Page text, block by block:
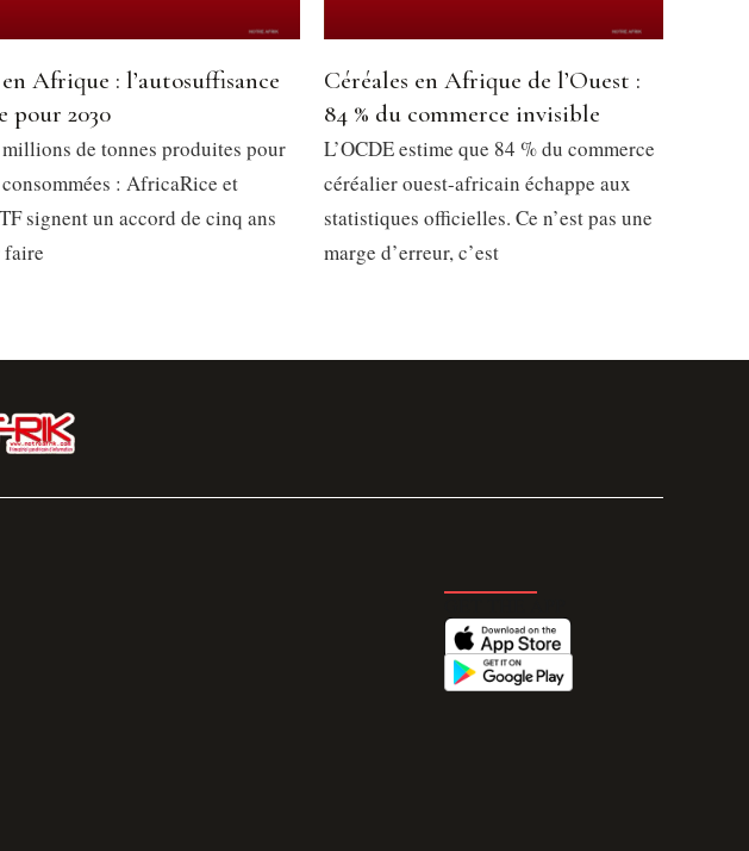
Afrique : l’autosuffisance
pour 2030
de tonnes produites pour
: AfricaRice et
signent un accord de cinq ans
Céréales en Afrique de l’Ouest :
84 % du commerce invisible
L’OCDE estime que 84 % du commerce
céréalier ouest-africain échappe aux
statistiques officielles. Ce n’est pas une
marge d’erreur, c’est